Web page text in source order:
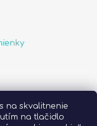
na skvalitnenie
na tlačidlo